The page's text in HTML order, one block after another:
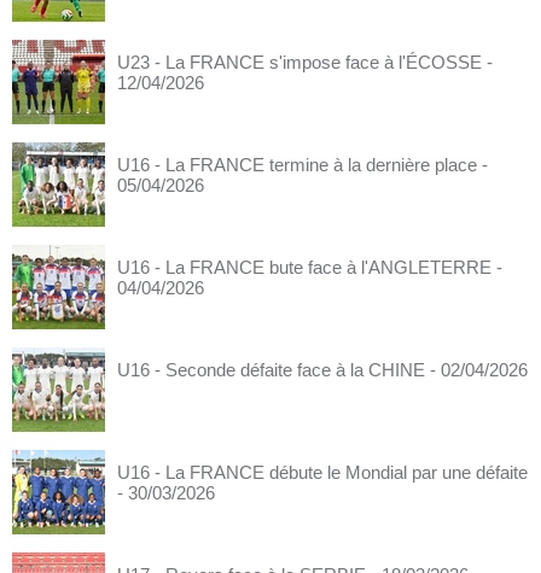
U23 - La FRANCE s'impose face à l'ÉCOSSE -
12/04/2026
U16 - La FRANCE termine à la dernière place -
05/04/2026
U16 - La FRANCE bute face à l'ANGLETERRE -
04/04/2026
U16 - Seconde défaite face à la CHINE - 02/04/2026
U16 - La FRANCE débute le Mondial par une défaite
- 30/03/2026